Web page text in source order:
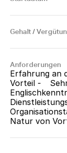
Gehalt /
Anforderungen
Erfahrung an
Vorteil -	Sehr gute Deutschkenntnisse und gute
Englischkenntnisse -	Hohe
Organisationstalent  -
Natur von